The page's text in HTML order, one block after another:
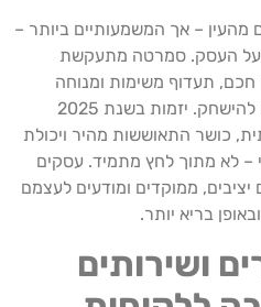
מהעין – אך המשמעותיים ביותר –
העסק. סמרטה מתעקשת
חכם, תעדוף משימות ומנוחה
אמיתית – כל עסק סופו להישחק. יזמות בשנת 2025
כושר התאוששות מהיר ויכולת
– לא מתוך לחץ מתמיד. עסקים
יציבים, ממוקדים ומודעים לעצמם
בריא יותר.
ושירותים